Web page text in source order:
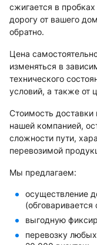
сжигается в
дорогу от вашего
обратно.
Цена
изменяться в
технического
условий, а также от
Стоимость доставки
нашей компанией,
сложности пути,
перевозимой
Мы предлагаем:
осуществление
выгодную
перевозку